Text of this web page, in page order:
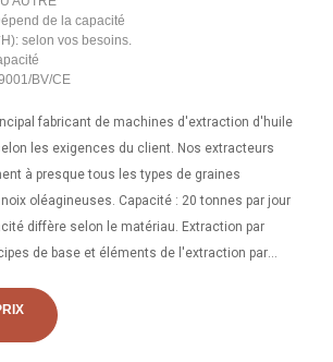
de la capacité
selon vos besoins.
BV/CE
fabricant de machines d'extraction d'huile
les exigences du client. Nos extracteurs
à presque tous les types de graines
oléagineuses. Capacité : 20 tonnes par jour
diffère selon le matériau. Extraction par
de base et éléments de l'extraction par
diffusion moléculaire et diffusion
qui peut dissoudre le soja.